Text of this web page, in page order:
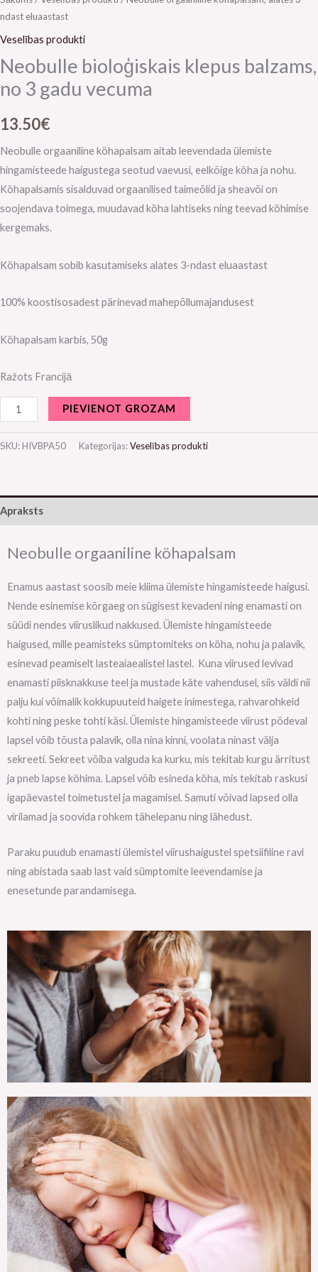
ndast eluaastast
Veselības produkti
Neobulle bioloģiskais klepus balzams,
no 3 gadu vecuma
13.50€
Neobulle orgaaniline köhapalsam aitab leevendada ülemiste
hingamisteede haigustega seotud vaevusi, eelkõige köha ja nohu.
Köhapalsamis sisalduvad orgaanilised taimeõlid ja sheavõi on
soojendava toimega, muudavad köha lahtiseks ning teevad köhimise
kergemaks.
Köhapalsam sobib kasutamiseks alates 3-ndast eluaastast
100% koostisosadest pärinevad mahepõllumajandusest
Köhapalsam karbis, 50g
Ražots Francijā
PIEVIENOT GROZAM
SKU: HIVBPA50 Kategorijas:Veselības produkti
Apraksts
Neobulle orgaaniline köhapalsam
Enamus aastast soosib meie kliima ülemiste hingamisteede haigusi.
Nende esinemise kõrgaeg on sügisest kevadeni ning enamasti on
süüdi nendes viiruslikud nakkused. Ülemiste hingamisteede
haigused, mille peamisteks sümptomiteks on köha, nohu ja palavik,
esinevad peamiselt lasteaiaealistel lastel. Kuna viirused levivad
enamasti piisknakkuse teel ja mustade käte vahendusel, siis väldi nii
palju kui võimalik kokkupuuteid haigete inimestega, rahvarohkeid
kohti ning peske tohti käsi. Ülemiste hingamisteede viirust põdeval
lapsel võib tõusta palavik, olla nina kinni, voolata ninast välja
sekreeti. Sekreet võiba valguda ka kurku, mis tekitab kurgu ärritust
ja pneb lapse köhima. Lapsel võib esineda köha, mis tekitab raskusi
igapäevastel toimetustel ja magamisel. Samuti võivad lapsed olla
virilamad ja soovida rohkem tähelepanu ning lähedust.
Paraku puudub enamasti ülemistel viirushaigustel spetsiifiline ravi
ning abistada saab last vaid sümptomite leevendamise ja
enesetunde parandamisega.